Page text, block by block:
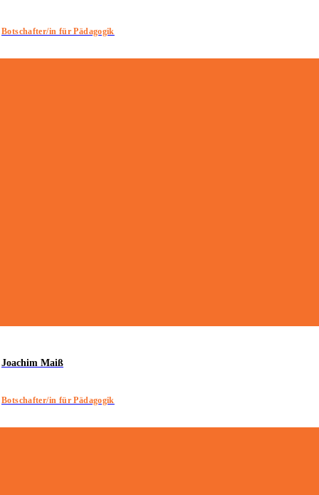
Botschafter/in für Pädagogik
Joachim Maiß
Botschafter/in für Pädagogik